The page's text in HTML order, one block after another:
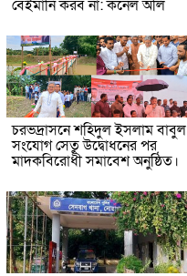
বেইমানি করব না: কর্নেল অলি
চরভদ্রাসনে শহিদুল ইসলাম বাবুল
সংযোগ সেতু উদ্বোধনের পর
মাদকবিরোধী সমাবেশ অনুষ্ঠিত।